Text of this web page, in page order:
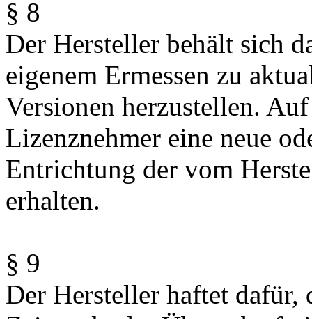
§ 8
Der Hersteller behält sich
eigenem Ermessen zu
Versionen herzustellen.
Lizenznehmer eine neue
Entrichtung der vom
erhalten.
§ 9
Der Hersteller haftet dafür,